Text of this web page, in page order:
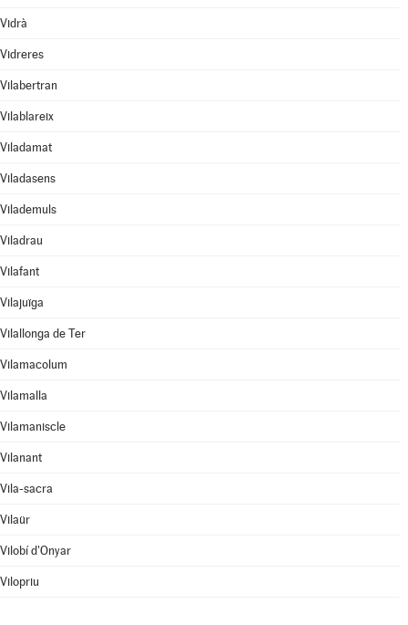
Vidrà
Vidreres
Vilabertran
Vilablareix
Viladamat
Viladasens
Vilademuls
Viladrau
Vilafant
Vilajuïga
Vilallonga de Ter
Vilamacolum
Vilamalla
Vilamaniscle
Vilanant
Vila-sacra
Vilaür
Vilobí d'Onyar
Vilopriu